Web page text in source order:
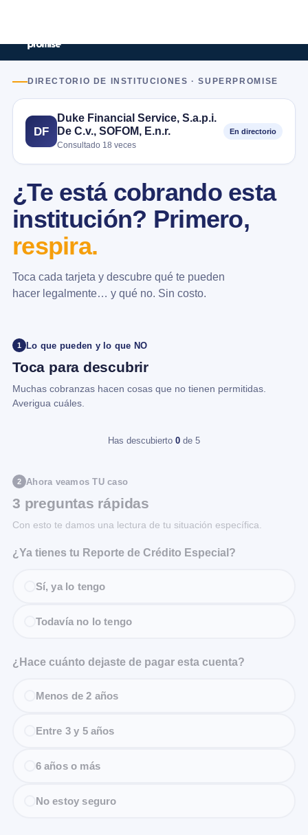
DIRECTORIO DE INSTITUCIONES · SUPERPROMISE
DF
Duke Financial Service, S.a.p.i.
De C.v., SOFOM, E.n.r.
Consultado 18 veces
En directorio
¿Te está cobrando esta
institución? Primero,
respira.
Toca cada tarjeta y descubre qué te pueden
hacer legalmente… y qué no. Sin costo.
1 Lo que pueden y lo que NO
Toca para descubrir
Muchas cobranzas hacen cosas que no tienen permitidas.
Averigua cuáles.
Has descubierto 0 de 5
2 Ahora veamos TU caso
3 preguntas rápidas
Con esto te damos una lectura de tu situación específica.
¿Ya tienes tu Reporte de Crédito Especial?
Sí, ya lo tengo
Todavía no lo tengo
¿Hace cuánto dejaste de pagar esta cuenta?
Menos de 2 años
Entre 3 y 5 años
6 años o más
No estoy seguro